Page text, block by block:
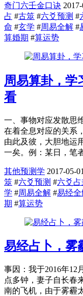
奇门六壬金口诀
占 #古筮 #六爻预测 #
命 #玄学 #周易全解 #
算婚期 #算运势
周易算卦，学
看
一、事物对应发散思
在着全息对应的关系
由此及彼，大胆地运
一矣。例：某日，笔
其他预测学 2017-05-01
筮 #六爻预测 #六爻
学 #周易全解 #易经全
期 #算运势
易经占卜，雾
事因：我于2016年12
点多钟，妻子自长春
南的飞机，由于雾霾